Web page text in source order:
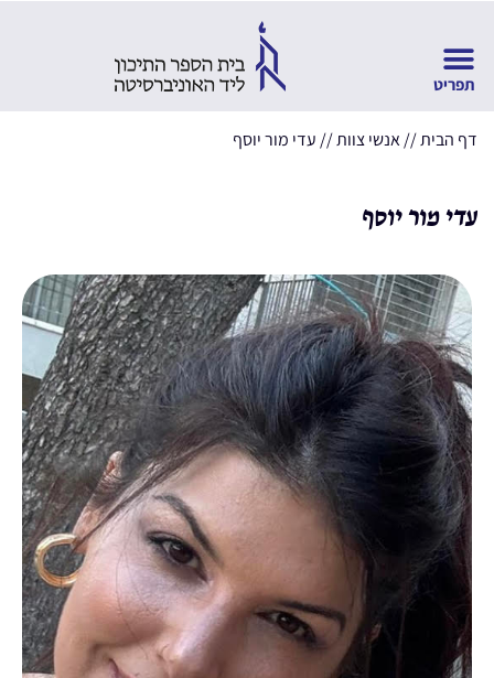
דף הבית//אנשי צוות// עדי מור יוסף
עדי מור יוסף